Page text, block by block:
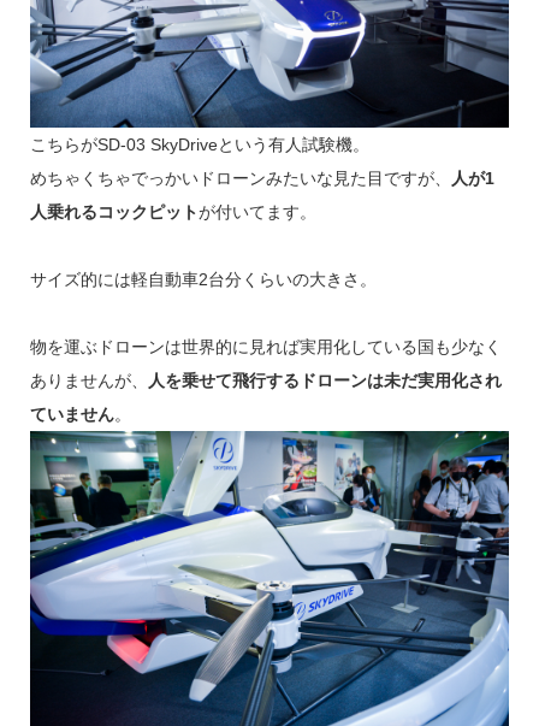
こちらがSD-03 SkyDriveという有人試験機。
めちゃくちゃでっかいドローンみたいな見た目ですが、
人が1
人乗れるコックピットが付いてます。
サイズ的には軽自動車2台分くらいの大きさ。
物を運ぶドローンは世界的に見れば実用化している国も少なく
ありませんが、
人を乗せて飛行するドローンは未だ実用化され
ていません。